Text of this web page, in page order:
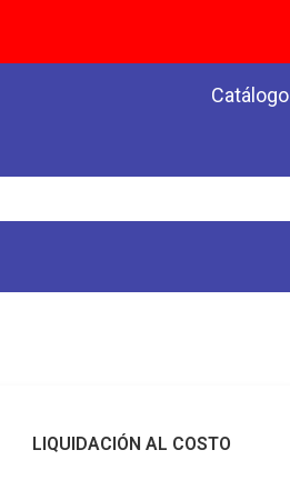
Catálogo
LIQUIDACIÓN AL COSTO